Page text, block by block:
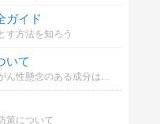
ガイド
す方法を知ろう
いて
衣類に使われる防虫剤の中で発がん性懸念のある成分はどれ？
策について